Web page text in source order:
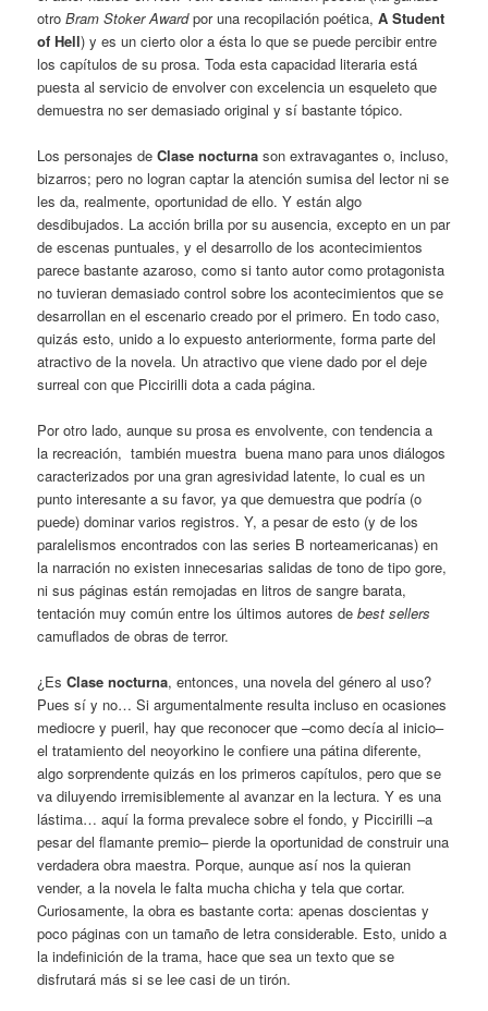
otroBram Stoker Awardpor una recopilación poética,A Student
of Hell) y es un cierto olor a ésta lo que se puede percibir entre
los capítulos de su prosa. Toda esta capacidad literaria está
puesta al servicio de envolver con excelencia un esqueleto que
demuestra no ser demasiado original y sí bastante tópico.
Los personajes deClase nocturna son extravagantes o, incluso,
bizarros; pero no logran captar la atención sumisa del lector ni se
les da, realmente, oportunidad de ello. Y están algo
desdibujados. La acción brilla por su ausencia, excepto en un par
de escenas puntuales, y el desarrollo de los acontecimientos
parece bastante azaroso, como si tanto autor como protagonista
no tuvieran demasiado control sobre los acontecimientos que se
desarrollan en el escenario creado por el primero. En todo caso,
quizás esto, unido a lo expuesto anteriormente, forma parte del
atractivo de la novela. Un atractivo que viene dado por el deje
surreal con que Piccirilli dota a cada página.
Por otro lado, aunque su prosa es envolvente, con tendencia a
la recreación, también muestra buena mano para unos diálogos
caracterizados por una gran agresividad latente, lo cual es un
punto interesante a su favor, ya que demuestra que podría (o
puede) dominar varios registros. Y, a pesar de esto (y de los
paralelismos encontrados con las series B norteamericanas) en
la narración no existen innecesarias salidas de tono de tipo gore,
ni sus páginas están remojadas en litros de sangre barata,
tentación muy común entre los últimos autores debest sellers
camuflados de obras de terror.
¿EsClase nocturna, entonces, una novela del género al uso?
Pues sí y no… Si argumentalmente resulta incluso en ocasiones
mediocre y pueril, hay que reconocer que –como decía al inicio–
el tratamiento del neoyorkino le confiere una pátina diferente,
algo sorprendente quizás en los primeros capítulos, pero que se
va diluyendo irremisiblemente al avanzar en la lectura. Y es una
lástima… aquí la forma prevalece sobre el fondo, y Piccirilli –a
pesar del flamante premio– pierde la oportunidad de construir una
verdadera obra maestra. Porque, aunque así nos la quieran
vender, a la novela le falta mucha chicha y tela que cortar.
Curiosamente, la obra es bastante corta: apenas doscientas y
poco páginas con un tamaño de letra considerable. Esto, unido a
la indefinición de la trama, hace que sea un texto que se
disfrutará más si se lee casi de un tirón.